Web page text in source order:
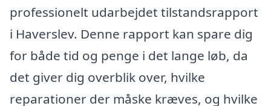
professionelt udarbejdet tilstandsrapport
i Haverslev. Denne rapport kan spare dig
for både tid og penge i det lange løb, da
det giver dig overblik over, hvilke
reparationer der måske kræves, og hvilke